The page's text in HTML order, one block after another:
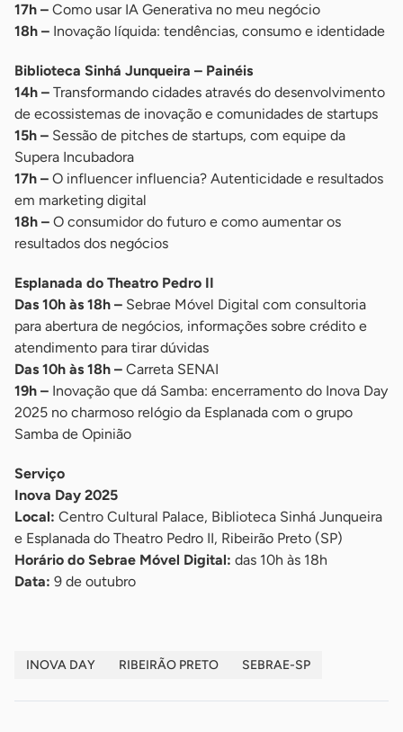
17h – Como usar IA Generativa no meu negócio
18h – Inovação líquida: tendências, consumo e identidade
Biblioteca Sinhá Junqueira – Painéis
14h – Transformando cidades através do desenvolvimento
de ecossistemas de inovação e comunidades de startups
15h – Sessão de pitches de startups, com equipe da
Supera Incubadora
17h – O influencer influencia? Autenticidade e resultados
em marketing digital
18h – O consumidor do futuro e como aumentar os
resultados dos negócios
Esplanada do Theatro Pedro II
Das 10h às 18h – Sebrae Móvel Digital com consultoria
para abertura de negócios, informações sobre crédito e
atendimento para tirar dúvidas
Das 10h às 18h – Carreta SENAI
19h – Inovação que dá Samba: encerramento do Inova Day
2025 no charmoso relógio da Esplanada com o grupo
Samba de Opinião
Serviço
Inova Day 2025
Local: Centro Cultural Palace, Biblioteca Sinhá Junqueira
e Esplanada do Theatro Pedro II, Ribeirão Preto (SP)
Horário do Sebrae Móvel Digital: das 10h às 18h
Data: 9 de outubro
INOVA DAY RIBEIRÃO PRETO SEBRAE-SP